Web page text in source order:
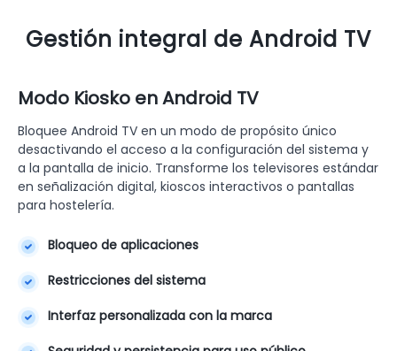
Gestión integral de Android TV
Modo Kiosko en Android TV
Bloquee Android TV en un modo de propósito único
desactivando el acceso a la configuración del sistema y
a la pantalla de inicio. Transforme los televisores estándar
en señalización digital, kioscos interactivos o pantallas
para hostelería.
Bloqueo de aplicaciones
Restricciones del sistema
Interfaz personalizada con la marca